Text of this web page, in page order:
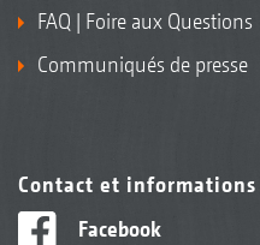
FAQ | Foire aux Questions
Communiqués de presse
Contact et informations
Facebook